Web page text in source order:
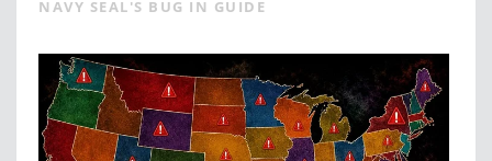
NAVY SEAL'S BUG IN GUIDE